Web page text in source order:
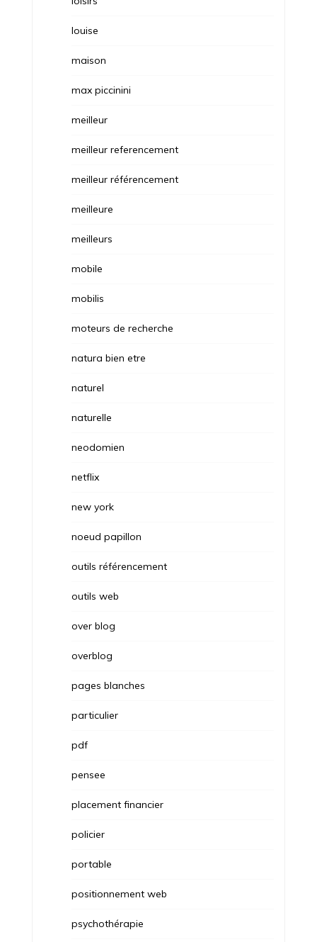
louise
maison
max piccinini
meilleur
meilleur referencement
meilleur référencement
meilleure
meilleurs
mobile
mobilis
moteurs de recherche
natura bien etre
naturel
naturelle
neodomien
netflix
new york
noeud papillon
outils référencement
outils web
over blog
overblog
pages blanches
particulier
pdf
pensee
placement financier
policier
portable
positionnement web
psychothérapie